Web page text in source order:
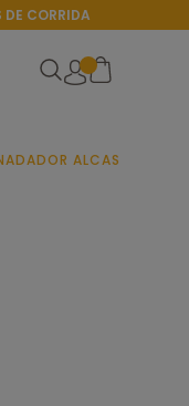
DE CORRIDA
ALCAS